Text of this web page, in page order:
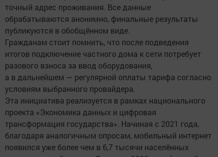
точный адрес проживания. Все данные
обрабатываются анонимно, финальные результаты
публикуются в обобщённом виде.
Гражданам стоит помнить, что после подведения
итогов подключение частного дома к сети потребует
разового взноса за ввод оборудования,
а в дальнейшем — регулярной оплаты тарифа согласно
условиям выбранного провайдера.
Эта инициатива реализуется в рамках национального
проекта «Экономика данных и цифровая
трансформация государства». Начиная с 2021 года,
благодаря аналогичным опросам, мобильный интернет
появился уже более чем в 6,7 тысячи населённых